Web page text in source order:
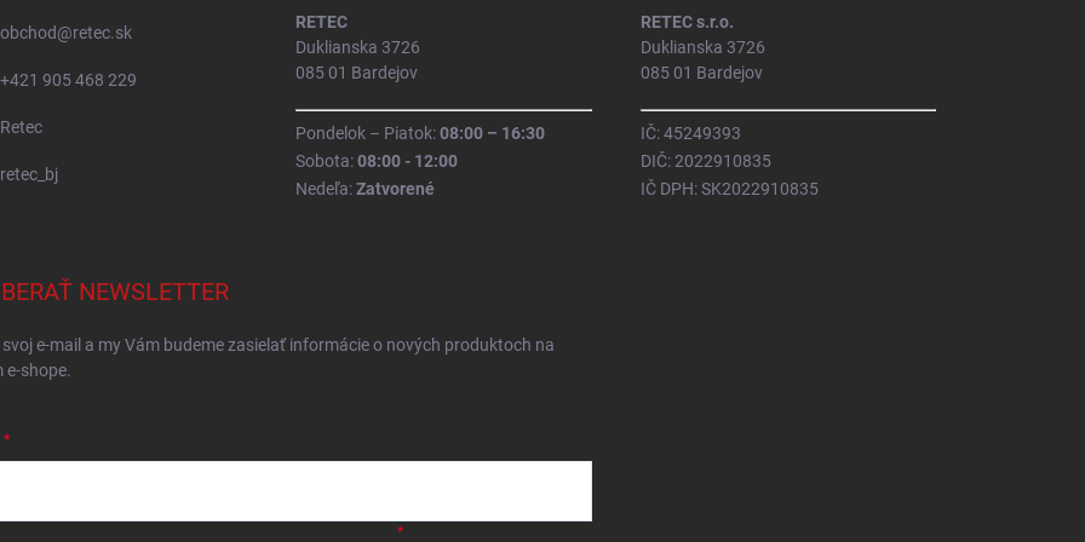
obchod@retec.sk
+421 905 468 229
Retec
retec_bj
RETEC
Duklianska 3726
085 01 Bardejov
Pondelok – Piatok:08:00 – 16:30
Sobota:08:00 - 12:00
Nedeľa:Zatvorené
RETEC s.r.o.
Duklianska 3726
085 01 Bardejov
IČ: 45249393
DIČ: 2022910835
IČ DPH: SK2022910835
NEWSLETTER
e-mail a my Vám budeme zasielať informácie o nových produktoch na
e-shope.